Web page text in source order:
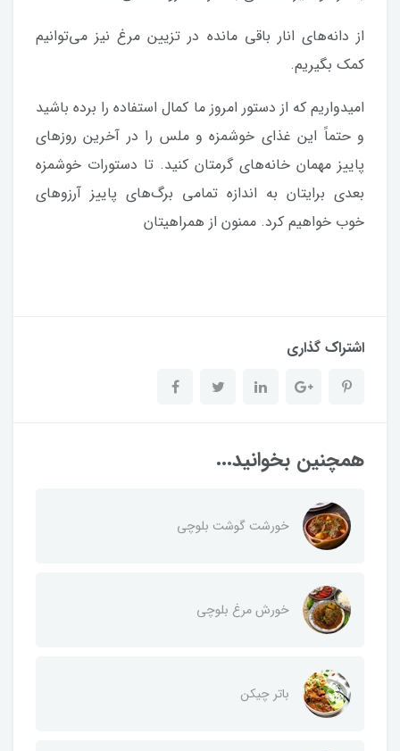
از دانه‌های انار باقی مانده در تزیین مرغ نیز می‌توانیم
کمک بگیریم.
امیدواریم که از دستور امروز ما کمال استفاده را برده باشید
و حتماً این غذای خوشمزه و ملس را در آخرین روزهای
پاییز مهمان خانه‌های گرمتان کنید. تا دستورات خوشمزه
بعدی برایتان به اندازه تمامی برگ‌های پاییز آرزوهای
خوب خواهیم کرد. ممنون از همراهیتان
اشتراک گذاری
همچنین بخوانید...
خورشت گوشت بلوچی
خورش مرغ بلوچی
باتر چیکن